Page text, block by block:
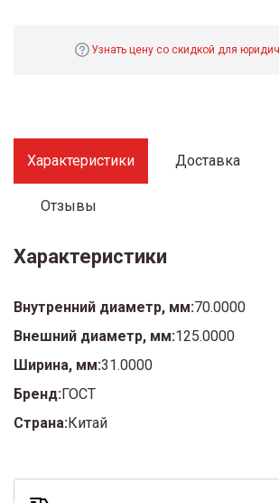
Узнать цену со скидкой для
Характеристики Доставка
Отзывы
Характеристики
Внутренний диаметр, мм:70.0000
Внешний диаметр, мм:125.0000
Ширина, мм:31.0000
Бренд:ГОСТ
Страна:Китай